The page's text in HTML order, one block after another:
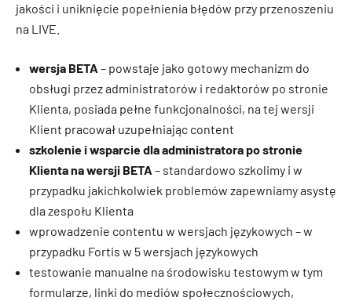
jakości i uniknięcie popełnienia błędów przy przenoszeniu
na LIVE.
wersja BETA – powstaje jako gotowy mechanizm do
obsługi przez administratorów i redaktorów po stronie
Klienta, posiada pełne funkcjonalności, na tej wersji
Klient pracował uzupełniając content
szkolenie i wsparcie dla administratora po stronie
Klienta na wersji BETA – standardowo szkolimy i w
przypadku jakichkolwiek problemów zapewniamy asystę
dla zespołu Klienta
wprowadzenie contentu w wersjach językowych – w
przypadku Fortis w 5 wersjach językowych
testowanie manualne na środowisku testowym w tym
formularze, linki do mediów społecznościowych,